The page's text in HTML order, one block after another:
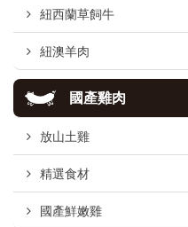
紐西蘭草飼牛
紐澳羊肉
國產雞肉
放山土雞
精選食材
國產鮮嫩雞